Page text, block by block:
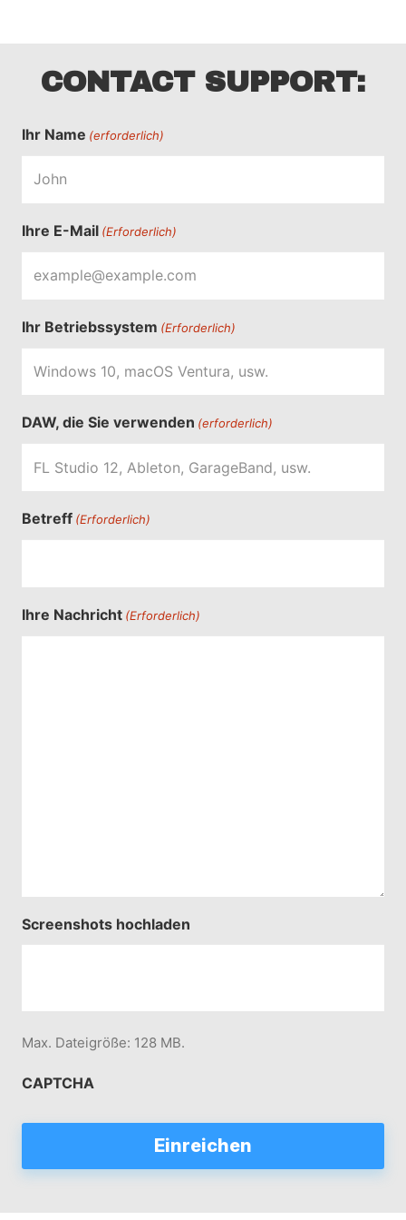
CONTACT SUPPORT:
Ihr Name (erforderlich)
Ihre E-Mail (Erforderlich)
Ihr Betriebssystem (Erforderlich)
DAW, die Sie verwenden (erforderlich)
Betreff (Erforderlich)
Ihre Nachricht (Erforderlich)
Screenshots hochladen
Max. Dateigröße: 128 MB.
CAPTCHA